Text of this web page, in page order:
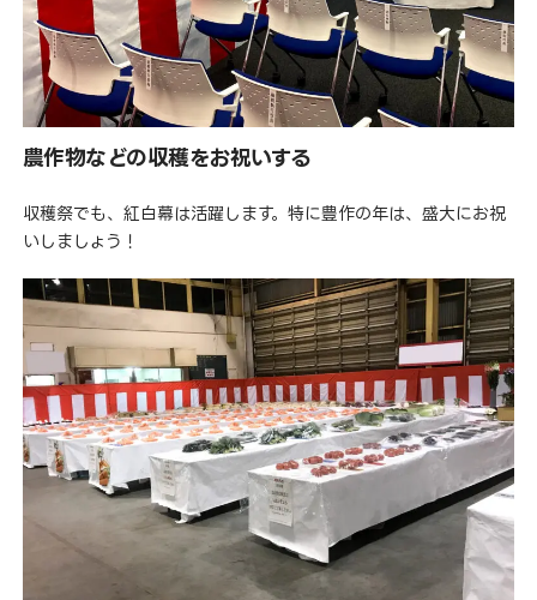
農作物などの収穫をお祝いする
収穫祭でも、紅白幕は活躍します。特に豊作の年は、盛大にお祝
いしましょう！